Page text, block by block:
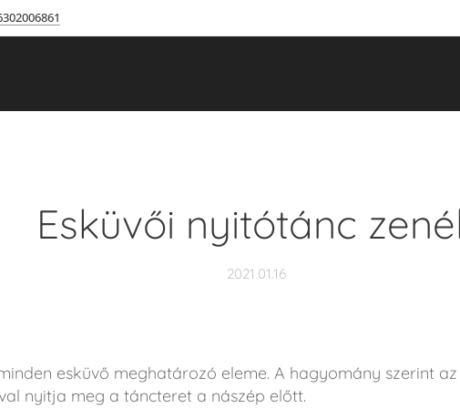
Esküvői nyitótánc
2021.01.16
esküvő meghatározó eleme. A hagyomány szerint
nyitja meg a táncteret a nászép előtt.